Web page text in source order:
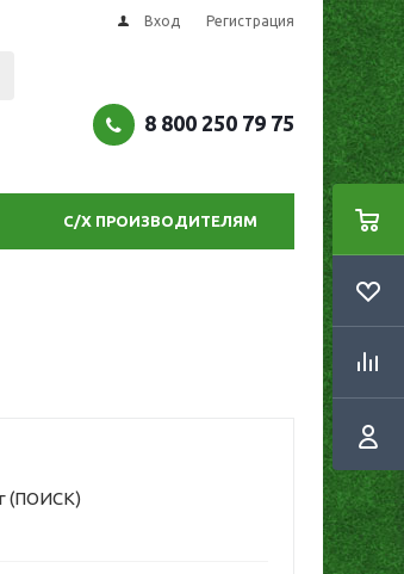
Вход Регистрация
8 800 250 79 75
С/Х ПРОИЗВОДИТЕЛЯМ
(ПОИСК)